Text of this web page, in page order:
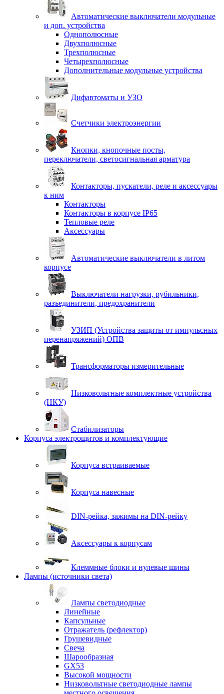
Автоматические выключатели модульные
и доп. устройства
Однополюсные
Двухполюсные
Трехполюсные
Четырехполюсные
Дополнительные модульные устройства
Дифавтоматы и УЗО
Счетчики электроэнергии
Кнопки, кнопочные посты,
переключатели, светосигнальная арматура
Контакторы, пускатели, реле и аксессуары
к ним
Контакторы
Контакторы в корпусе IP65
Тепловые реле
Аксессуары
Автоматические выключатели в литом
корпусе
Выключатели нагрузки, рубильники,
разъединители, предохранители
УЗИП (Устройства защиты от импульсных
перенапряжений) ОПВ
Трансформаторы измерительные
Низковольтные комплектные устройства
(НКУ)
Стабилизаторы
Корпуса электрощитов и комплектующие
Корпуса встраиваемые
Корпуса навесные
DIN-рейка, зажимы на DIN-рейку
Аксессуары к корпусам
Клеммные блоки и нулевые шины
Лампы (источники света)
Лампы светодиодные
Линейные
Капсульные
Отражатель (рефлектор)
Грушевидные
Свеча
Шарообразная
GX53
Высокой мощности
Низковольтные светодиодные лампы